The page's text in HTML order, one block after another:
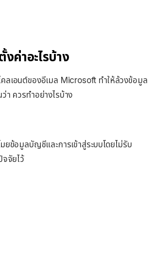
ค่าอะไรบ้าง
ไคลเอนต์ของอีเมล Microsoft ทำให้ล้วงข้อมูล
ควรทำอย่างไรบ้าง
ข้อมูลบัญชีและการเข้าสู่ระบบโดยไม่รับ
จจัยไว้